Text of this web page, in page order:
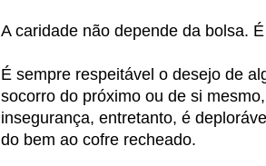
A caridade não depende da bolsa.
É sempre respeitável o desejo de
socorro do próximo ou de si
insegurança, entretanto, é
do bem ao cofre recheado.